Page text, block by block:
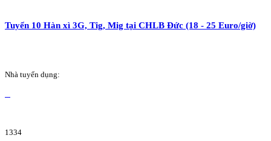
Tuyển 10 Hàn xì 3G, Tig, Mig tại CHLB Đức (18 - 25 Euro/giờ)
Nhà tuyển dụng:
1334